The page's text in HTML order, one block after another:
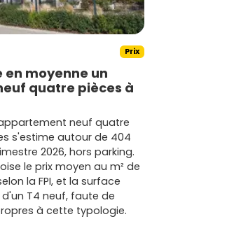
Prix
moyenne un
quatre pièces à
neuf quatre
s'estime autour de 404
2026, hors parking.
le prix moyen au m² de
la FPI, et la surface
T4 neuf, faute de
à cette typologie.